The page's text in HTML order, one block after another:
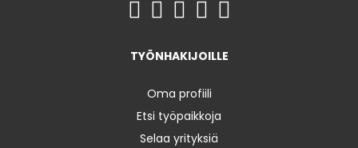
TYÖNHAKIJOILLE
Oma profiili
Etsi työpaikkoja
Selaa yrityksiä